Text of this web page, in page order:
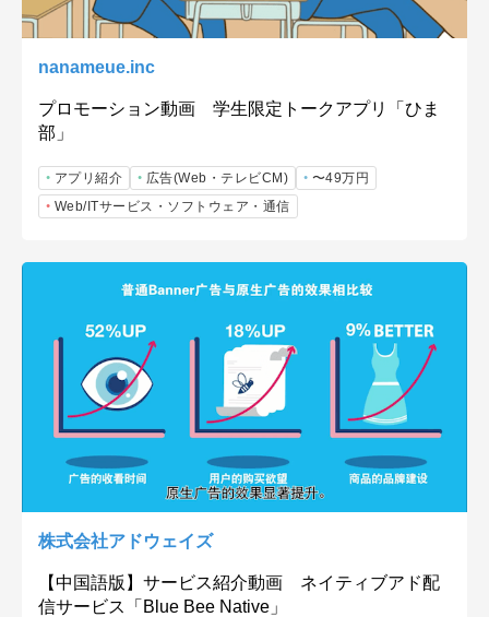
nanameue.inc
プロモーション動画 学生限定トークアプリ「ひま
部」
アプリ紹介 広告(Web・テレビCM)
〜49万円
Web/ITサービス・ソフトウェア・通信
株式会社アドウェイズ
【中国語版】サービス紹介動画 ネイティブアド配
信サービス「Blue Bee Native」